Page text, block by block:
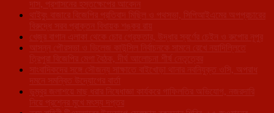
দাস, প্রশাসনের হস্তক্ষেপের আবেদন
থাইবুং বাজারে বিজেপির প্রতিবাদ মিছিল ও পথসভা, সিপিআইএমের অপপ্রচারের
বিরুদ্ধে সরব প্রাক্তন বিধায়ক শঙ্কর রায়
খেজুর বাগান এলাকা থেকে চোর গ্রেফতার, উদ্ধার স্বর্ণের চেইন ও রুপোর নূপুর
আসন্ন পৌরসভা ও ভিলেজ কাউন্সিল নির্বাচনকে সামনে রেখে নয়াদিল্লিতে
ত্রিপুরা বিজেপির মেগা বৈঠক, দীর্ঘ আলোচনা শীর্ষ নেতৃত্বের
সাংবাদিকদের সঙ্গে সৌজন্য সাক্ষাতে বাইখোড়া থানার নবনিযুক্ত ওসি, অপরাধ
দমনে সমন্বিত উদ্যোগের বার্তা
ডুম্বুর জলাশয়ে মাছ ধরার নিষেধাজ্ঞা কার্যকরে গাফিলতির অভিযোগ, নজরদারি
নিয়ে প্রশ্নের মুখে মৎস্য দপ্তর